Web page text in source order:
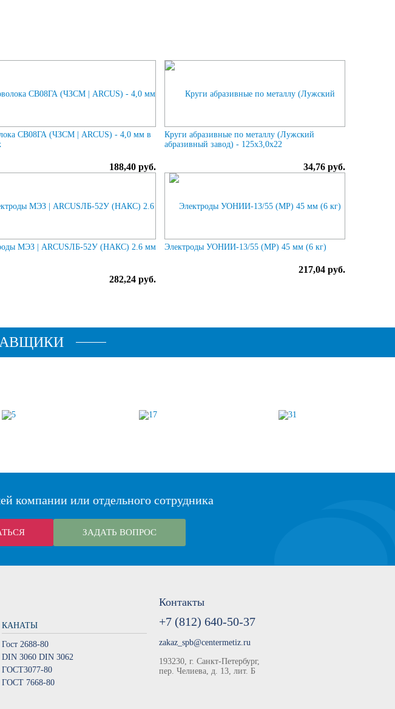
СВ08ГА (ЧЗСМ | ARCUS) - 4,0 мм в
188,40 руб.
Круги абразивные по металлу (Лужский
абразивный завод) - 125х3,0х22
34,76 руб.
МЭЗ | ARCUSЛБ-52У (НАКС) 2.6 мм
282,24 руб.
Электроды УОНИИ-13/55 (МР) 45 мм (6 кг)
217,04 руб.
компании или отдельного сотрудника
ЗАДАТЬ ВОПРОС
КАНАТЫ
Гост 2688-80
DIN 3060 DIN 3062
ГОСТ3077-80
ГОСТ 7668-80
Контакты
+7 (812) 640-50-37
zakaz_spb@centermetiz.ru
193230, г. Санкт-Петербург,
пер. Челиева, д. 13, лит. Б